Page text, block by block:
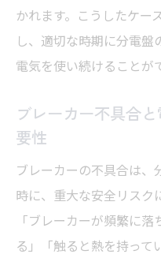
かれます。こうしたケー
し、適切な時期に分電
電気を使い続けることが
ブレーカー不具合
要性
ブレーカーの不具合は、
時に、重大な安全リスク
「ブレーカーが頻繁に
る」「触ると熱を持って